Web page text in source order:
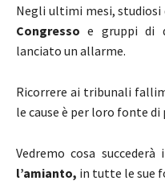
Negli ultimi mesi,
Congresso e gruppi di
lanciato un allarme.
Ricorrere ai tribunali
le cause è per loro fonte di
Vedremo cosa
l’amianto, in tutte le sue